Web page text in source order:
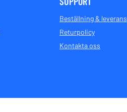
Beställning & leverans
Returpolicy
Kontakta oss